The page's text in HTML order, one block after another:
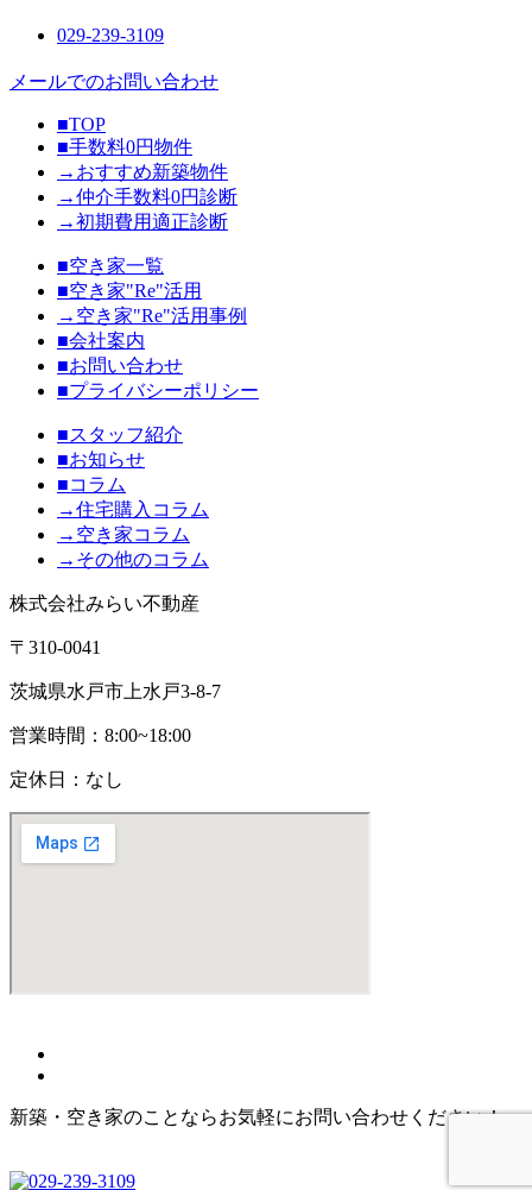
029-239-3109
メールでのお問い合わせ
■TOP
■手数料0円物件
→おすすめ新築物件
→仲介手数料0円診断
→初期費用適正診断
■空き家一覧
■空き家"Re"活用
→空き家"Re"活用事例
■会社案内
■お問い合わせ
■プライバシーポリシー
■スタッフ紹介
■お知らせ
■コラム
→住宅購入コラム
→空き家コラム
→その他のコラム
株式会社みらい不動産
〒310-0041
茨城県水戸市上水戸3-8-7
営業時間：8:00~18:00
定休日：なし
新築・空き家のことならお気軽にお問い合わせください！